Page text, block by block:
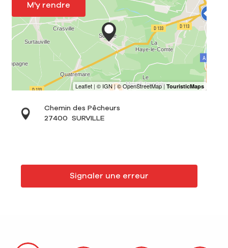
M'y rendre
Chemin des Pêcheurs
27400
SURVILLE
Signaler une erreur